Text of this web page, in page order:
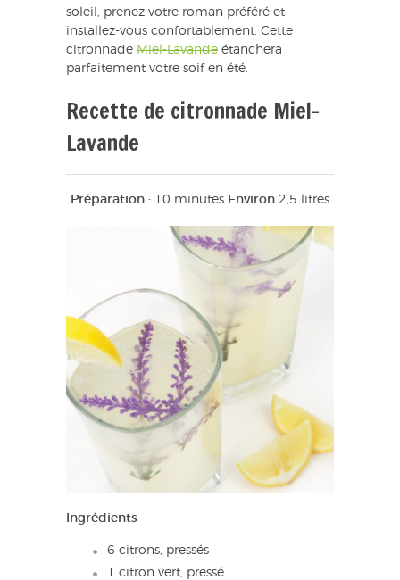
soleil, prenez votre roman préféré et
installez-vous confortablement. Cette
citronnade Miel-Lavande étanchera
parfaitement votre soif en été.
Recette de citronnade Miel-
Lavande
Préparation : 10 minutes Environ 2,5 litres
Ingrédients
6 citrons, pressés
1 citron vert, pressé